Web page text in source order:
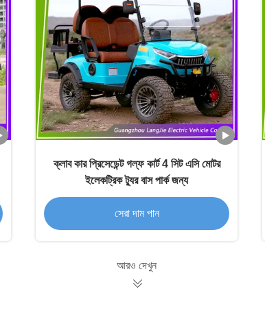
ক্লাব কার প্রিসেডেন্ট গল্ফ কার্ট 4 সিট এসি মোটর
ইলেকট্রিক ট্যুর বাস পার্ক জন্য
সেরা দাম পান
আরও দেখুন